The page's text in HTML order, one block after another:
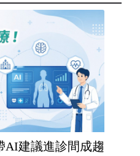
AI建議進診間成趨